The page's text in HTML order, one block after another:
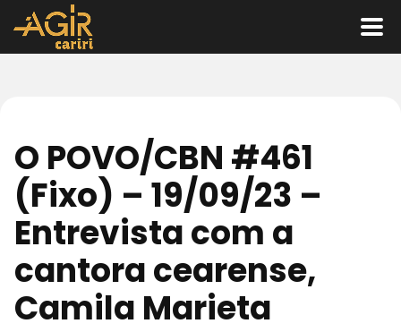
O POVO/CBN #461
(Fixo) – 19/09/23 –
Entrevista com a
cantora cearense,
Camila Marieta